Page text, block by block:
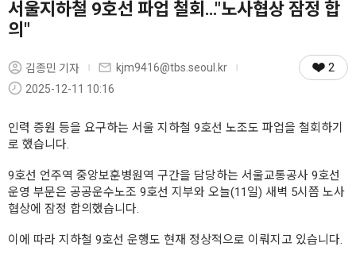
서울지하철 9호선 파업 철회…"노사협상 잠정 합
의"
김종민 기자
kjm9416@tbs.seoul.kr
2025-12-11 10:16
2
인력 증원 등을 요구하는 서울 지하철 9호선 노조도 파업을 철회하기
로 했습니다.
9호선 언주역 중앙보훈병원역 구간을 담당하는 서울교통공사 9호선
운영 부문은 공공운수노조 9호선 지부와 오늘(11일) 새벽 5시쯤 노사
협상에 잠정 합의했습니다.
이에 따라 지하철 9호선 운행도 현재 정상적으로 이뤄지고 있습니다.